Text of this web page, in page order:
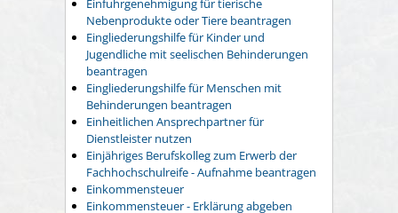
Einfuhrgenehmigung für tierische
Nebenprodukte oder Tiere beantragen
Eingliederungshilfe für Kinder und
Jugendliche mit seelischen Behinderungen
beantragen
Eingliederungshilfe für Menschen mit
Behinderungen beantragen
Einheitlichen Ansprechpartner für
Dienstleister nutzen
Einjähriges Berufskolleg zum Erwerb der
Fachhochschulreife - Aufnahme beantragen
Einkommensteuer
Einkommensteuer - Erklärung abgeben